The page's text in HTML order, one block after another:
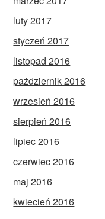
luty 2017
styczeń 2017
listopad 2016
październik 2016
wrzesień 2016
sierpień 2016
lipiec 2016
czerwiec 2016
maj 2016
kwiecień 2016